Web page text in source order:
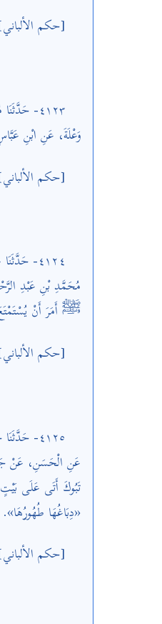
[حكم
٤١٢٣-
وَعْلَةَ، عَنِ ابْنِ
[حكم
٤١٢٤-
مُحَمَّدِ بْنِ عَبْدِ
ﷺ أَمَرَ أَنْ
[حكم
٤١٢٥-
عَنِ الْحَسَنِ، عَنْ
تَبُوكَ أَتَى عَلَى
«دِبَاغُهَا طُهُورُهَا».
[حكم